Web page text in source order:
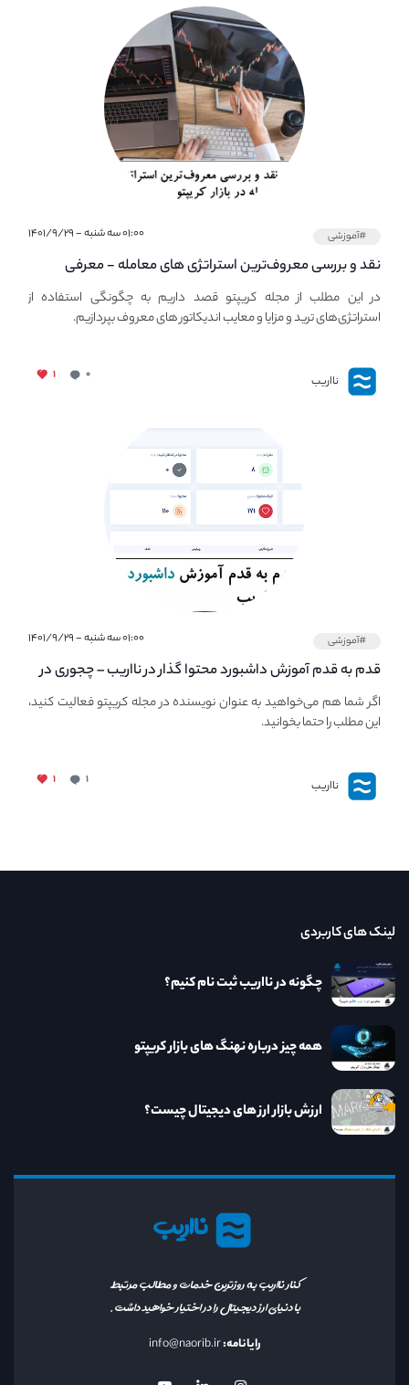
#آموزشی ۰۱:۰۰ سه شنبه - ۱۴۰۱/۹/۲۹
نقد و بررسی معروف‌ترین استراتژی های معامله - معرفی
استراتژی های مهم ترید در بازار کریپتو
در این مطلب از مجله کریپتو قصد داریم به چگونگی استفاده از
استراتژی‌های ترید و مزایا و معایب اندیکاتور های معروف بپردازیم.
نااریب ۰ ۱
#آموزشی ۰۱:۰۰ سه شنبه - ۱۴۰۱/۹/۲۹
قدم به قدم آموزش داشبورد محتوا گذار در نااریب – چجوری در
نااریب محتوا بگذاریم؟
اگر شما هم می‌خواهید به عنوان نویسنده در مجله کریپتو فعالیت کنید،
این مطلب را حتما بخوانید.
نااریب ۱ ۱
نااریب
کنار نااریب به روزترین خدمات و مطالب مرتبط
با دنیای ارز دیجیتال را در اختیار خواهید داشت.
رایانامه:info@naorib.ir
لینک های کاربردی
چگونه در نااریب ثبت نام کنیم؟
همه چیز درباره نهنگ های بازار کریپتو
ارزش بازار ارز های دیجیتال چیست؟